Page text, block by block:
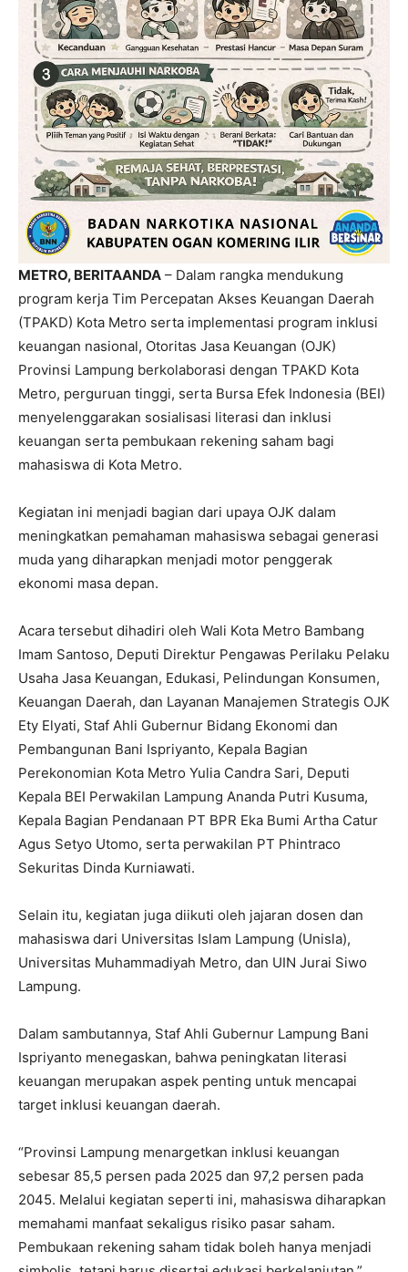
METRO, BERITAANDA – Dalam rangka mendukung
program kerja Tim Percepatan Akses Keuangan Daerah
(TPAKD) Kota Metro serta implementasi program inklusi
keuangan nasional, Otoritas Jasa Keuangan (OJK)
Provinsi Lampung berkolaborasi dengan TPAKD Kota
Metro, perguruan tinggi, serta Bursa Efek Indonesia (BEI)
menyelenggarakan sosialisasi literasi dan inklusi
keuangan serta pembukaan rekening saham bagi
mahasiswa di Kota Metro.
Kegiatan ini menjadi bagian dari upaya OJK dalam
meningkatkan pemahaman mahasiswa sebagai generasi
muda yang diharapkan menjadi motor penggerak
ekonomi masa depan.
Acara tersebut dihadiri oleh Wali Kota Metro Bambang
Imam Santoso, Deputi Direktur Pengawas Perilaku Pelaku
Usaha Jasa Keuangan, Edukasi, Pelindungan Konsumen,
Keuangan Daerah, dan Layanan Manajemen Strategis OJK
Ety Elyati, Staf Ahli Gubernur Bidang Ekonomi dan
Pembangunan Bani Ispriyanto, Kepala Bagian
Perekonomian Kota Metro Yulia Candra Sari, Deputi
Kepala BEI Perwakilan Lampung Ananda Putri Kusuma,
Kepala Bagian Pendanaan PT BPR Eka Bumi Artha Catur
Agus Setyo Utomo, serta perwakilan PT Phintraco
Sekuritas Dinda Kurniawati.
Selain itu, kegiatan juga diikuti oleh jajaran dosen dan
mahasiswa dari Universitas Islam Lampung (Unisla),
Universitas Muhammadiyah Metro, dan UIN Jurai Siwo
Lampung.
Dalam sambutannya, Staf Ahli Gubernur Lampung Bani
Ispriyanto menegaskan, bahwa peningkatan literasi
keuangan merupakan aspek penting untuk mencapai
target inklusi keuangan daerah.
“Provinsi Lampung menargetkan inklusi keuangan
sebesar 85,5 persen pada 2025 dan 97,2 persen pada
2045. Melalui kegiatan seperti ini, mahasiswa diharapkan
memahami manfaat sekaligus risiko pasar saham.
Pembukaan rekening saham tidak boleh hanya menjadi